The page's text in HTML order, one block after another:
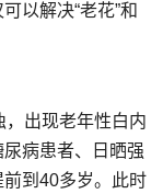
以解决“老花”和
出现老年性白内
病患者、日晒强
到40多岁。此时